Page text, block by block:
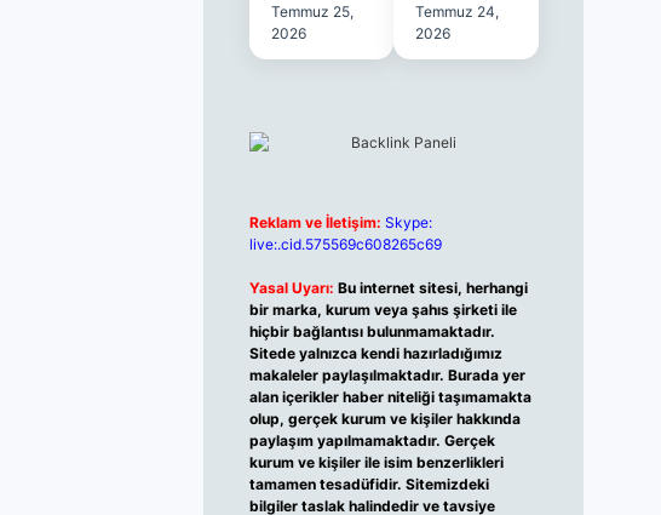
Temmuz 25,
2026
Temmuz 24,
2026
Reklam ve İletişim: Skype:
live:.cid.575569c608265c69
Yasal Uyarı: Bu internet sitesi, herhangi
bir marka, kurum veya şahıs şirketi ile
hiçbir bağlantısı bulunmamaktadır.
Sitede yalnızca kendi hazırladığımız
makaleler paylaşılmaktadır. Burada yer
alan içerikler haber niteliği taşımamakta
olup, gerçek kurum ve kişiler hakkında
paylaşım yapılmamaktadır. Gerçek
kurum ve kişiler ile isim benzerlikleri
tamamen tesadüfidir. Sitemizdeki
bilgiler taslak halindedir ve tavsiye